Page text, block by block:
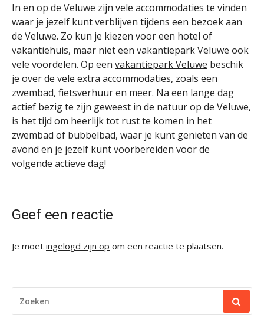
In en op de Veluwe zijn vele accommodaties te vinden
waar je jezelf kunt verblijven tijdens een bezoek aan
de Veluwe. Zo kun je kiezen voor een hotel of
vakantiehuis, maar niet een vakantiepark Veluwe ook
vele voordelen. Op een vakantiepark Veluwe beschik
je over de vele extra accommodaties, zoals een
zwembad, fietsverhuur en meer. Na een lange dag
actief bezig te zijn geweest in de natuur op de Veluwe,
is het tijd om heerlijk tot rust te komen in het
zwembad of bubbelbad, waar je kunt genieten van de
avond en je jezelf kunt voorbereiden voor de
volgende actieve dag!
Geef een reactie
Je moet ingelogd zijn op om een reactie te plaatsen.
NAAR: